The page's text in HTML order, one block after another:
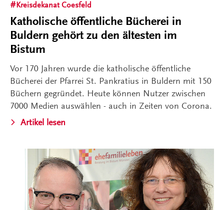
Kreisdekanat Coesfeld
Katholische öffentliche Bücherei in
Buldern gehört zu den ältesten im
Bistum
Vor 170 Jahren wurde die katholische öffentliche
Bücherei der Pfarrei St. Pankratius in Buldern mit 150
Büchern gegründet. Heute können Nutzer zwischen
7000 Medien auswählen - auch in Zeiten von Corona.
Artikel lesen